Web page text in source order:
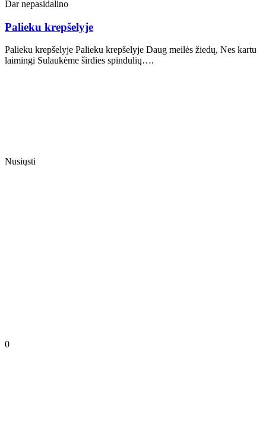
Dar nepasidalino
Palieku krepšelyje
Palieku krepšelyje Palieku krepšelyje Daug meilės žiedų, Nes kartu
laimingi Sulaukėme širdies spindulių….
Nusiųsti
0